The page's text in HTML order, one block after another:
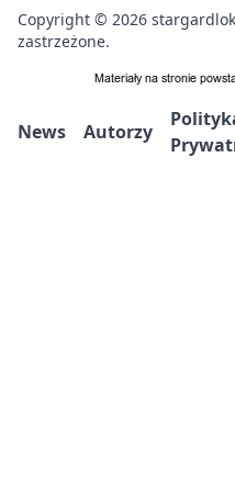
Copyright © 2026
zastrzeżone.
News Autorzy